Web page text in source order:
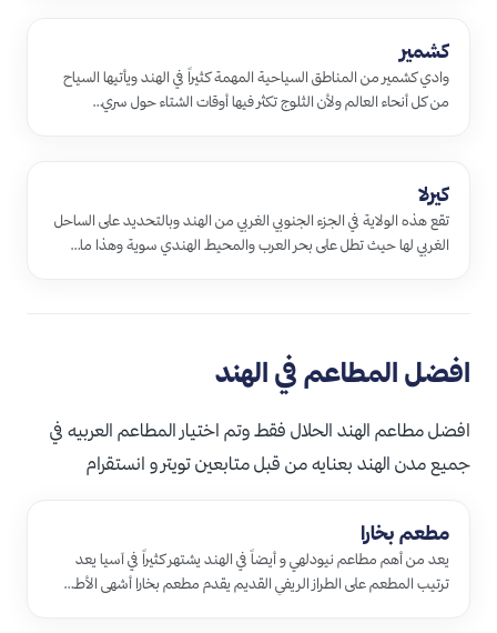
كشمير
وادي كشمير من المناطق السياحية المهمة كثيراً في الهند ويأتيها السياح
من كل أنحاء العالم ولأن الثلوج تكثر فيها أوقات الشتاء حول سري…
كيرلا
تقع هذه الولاية في الجزء الجنوبي الغربي من الهند وبالتحديد على الساحل
الغربي لها حيث تطل على بحر العرب والمحيط الهندي سوية وهذا ما…
افضل المطاعم في الهند
افضل مطاعم الهند الحلال فقط وتم اختيار المطاعم العربيه في
جميع مدن الهند بعنايه من قبل متابعين تويتر و انستقرام
مطعم بخارا
يعد من أهم مطاعم نيودلهي و أيضاً في الهند يشتهر كثيراً في آسيا يعد
ترتيب المطعم على الطراز الريفي القديم يقدم مطعم بخارا أشهى الأط…